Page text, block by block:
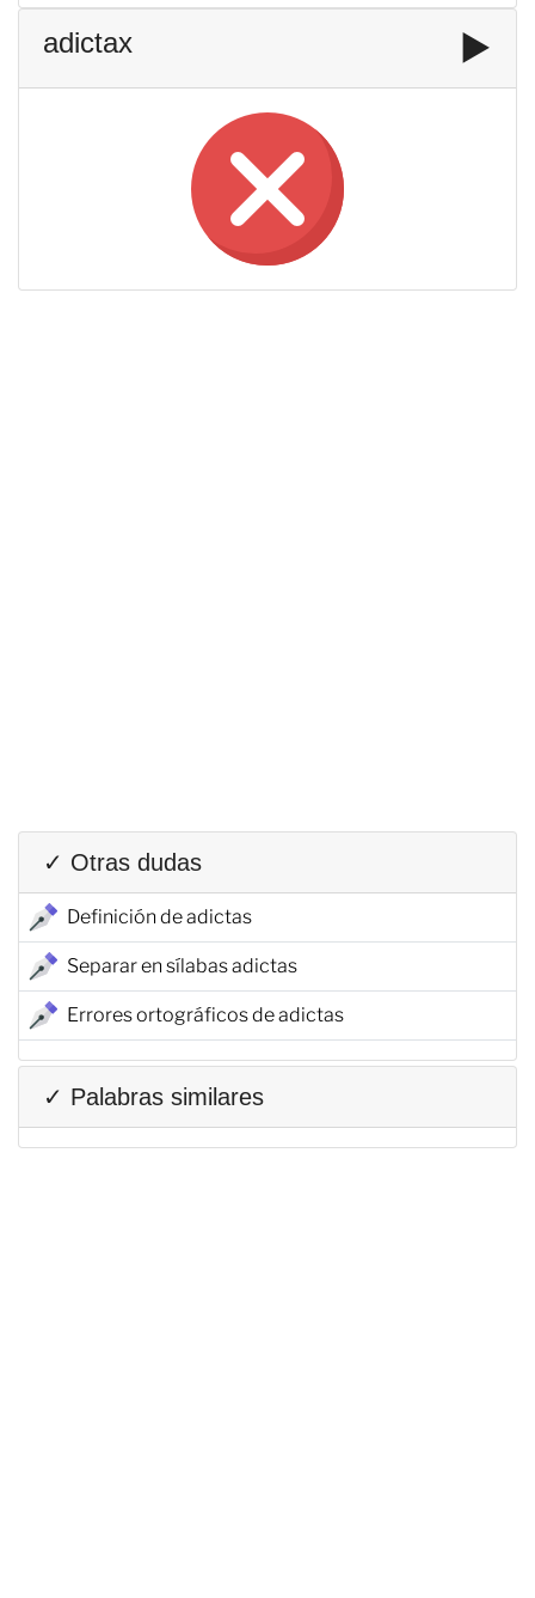
adictax ▶️
✓ Otras dudas
Definición de adictas
Separar en sílabas adictas
Errores ortográficos de adictas
✓ Palabras similares